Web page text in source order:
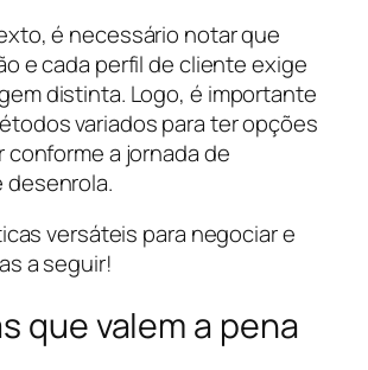
é necessário notar que
e cada perfil de cliente exige
distinta. Logo, é importante
variados para ter opções
conforme a jornada de
versáteis para negociar e
a seguir!
que valem a pena